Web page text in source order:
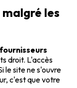
les
fournisseurs
droit. L'accès
le site ne s'ouvre
c'est que votre